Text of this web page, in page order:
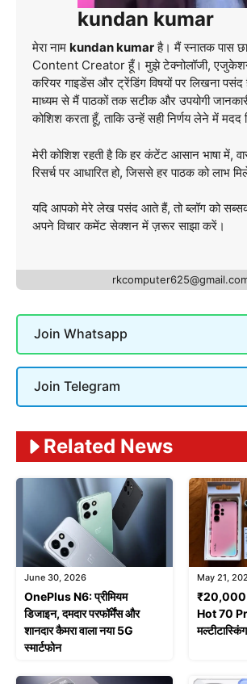
kundan kumar
मेरा नाम kundan kumarहै। मैं स्नातक पास
Content Creator हूँ। मुझे टेक्नोलॉजी,
करियर गाइडेंस और ट्रेंडिंग विषयों पर लिखना
माध्यम से मैं पाठकों तक सटीक और उपयोगी
कोशिश करता हूँ, ताकि उन्हें सही निर्णय लेने में मदद
मेरी कोशिश रहती है कि हर कंटेंट आसान भाषा में,
रिसर्च पर आधारित हो, जिससे हर पाठक को लाभ
यदि आपको मेरे लेख पसंद आते हैं, तो ब्लॉग को
अपने विचार कमेंट सेक्शन में ज़रूर साझा करें।
Join Whatsapp
Join Telegram
Related News
June 30, 2026
OnePlus N6: प्रीमियम
डिजाइन, दमदार परफॉर्मेंस और
शानदार कैमरा वाला नया 5G
स्मार्टफोन
May 21,
₹20,000
Hot 70